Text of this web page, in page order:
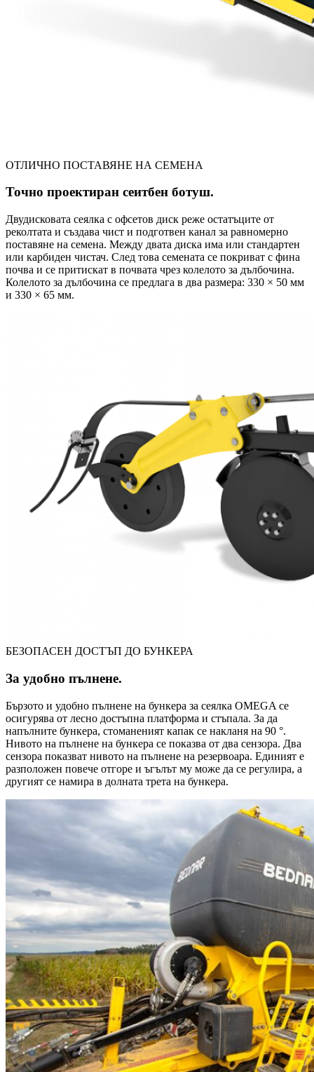
ОТЛИЧНО ПОСТАВЯНЕ НА СЕМЕНА
Точно проектиран сеитбен ботуш.
Двудисковата сеялка с офсетов диск реже остатъците от
реколтата и създава чист и подготвен канал за равномерно
поставяне на семена. Между двата диска има или стандартен
или карбиден чистач. След това семената се покриват с фина
почва и се притискат в почвата чрез колелото за дълбочина.
Колелото за дълбочина се предлага в два размера: 330 × 50 мм
и 330 × 65 мм.
БЕЗОПАСЕН ДОСТЪП ДО БУНКЕРА
За удобно пълнене.
Бързото и удобно пълнене на бункера за сеялка OMEGA се
осигурява от лесно достъпна платформа и стъпала. За да
напълните бункера, стоманеният капак се накланя на 90 °.
Нивото на пълнене на бункера се показва от два сензора. Два
сензора показват нивото на пълнене на резервоара. Единият е
разположен повече отгоре и ъгълът му може да се регулира, а
другият се намира в долната трета на бункера.